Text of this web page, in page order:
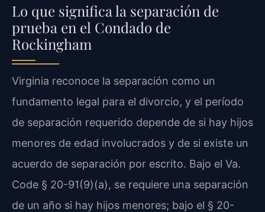
Lo que significa la separación de
prueba en el Condado de
Rockingham
Virginia reconoce la separación como un
fundamento legal para el divorcio, y el período
de separación requerido depende de si hay hijos
menores de edad involucrados y de si existe un
acuerdo de separación por escrito. Bajo el Va.
Code § 20-91(9)(a), se requiere una separación
de un año si hay hijos menores; bajo el § 20-